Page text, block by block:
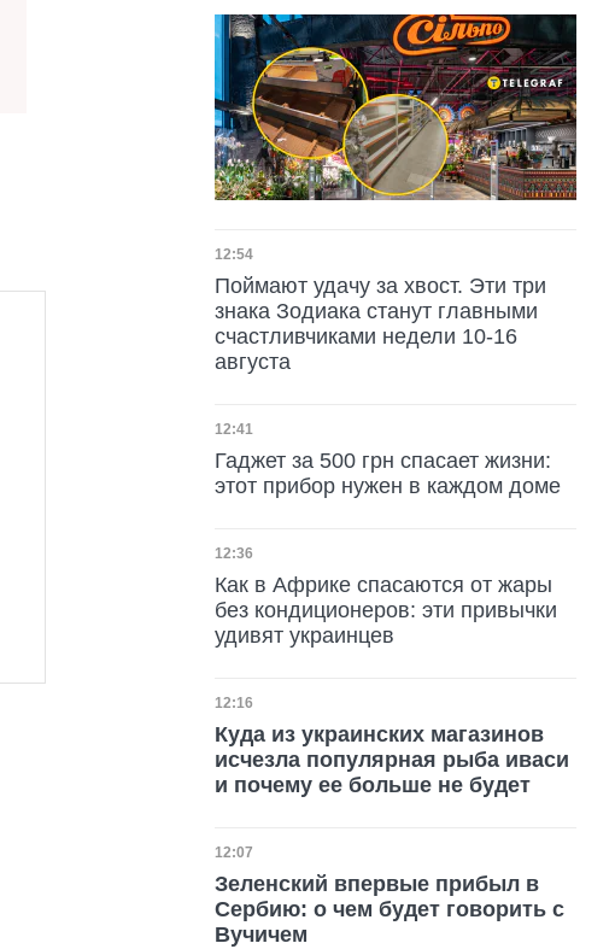
Дата публикации
12:54
Поймают удачу за хвост. Эти три
знака Зодиака станут главными
счастливчиками недели 10-16
августа
Дата публикации
12:41
Гаджет за 500 грн спасает жизни:
этот прибор нужен в каждом доме
Дата публикации
12:36
Как в Африке спасаются от жары
без кондиционеров: эти привычки
удивят украинцев
Дата публикации
12:16
Куда из украинских магазинов
исчезла популярная рыба иваси
и почему ее больше не будет
Дата публикации
12:07
Зеленский впервые прибыл в
Сербию: о чем будет говорить с
Вучичем